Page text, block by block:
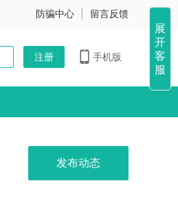
防骗中心 留言反馈
注册 手机版
发布动态
展
开
客
服